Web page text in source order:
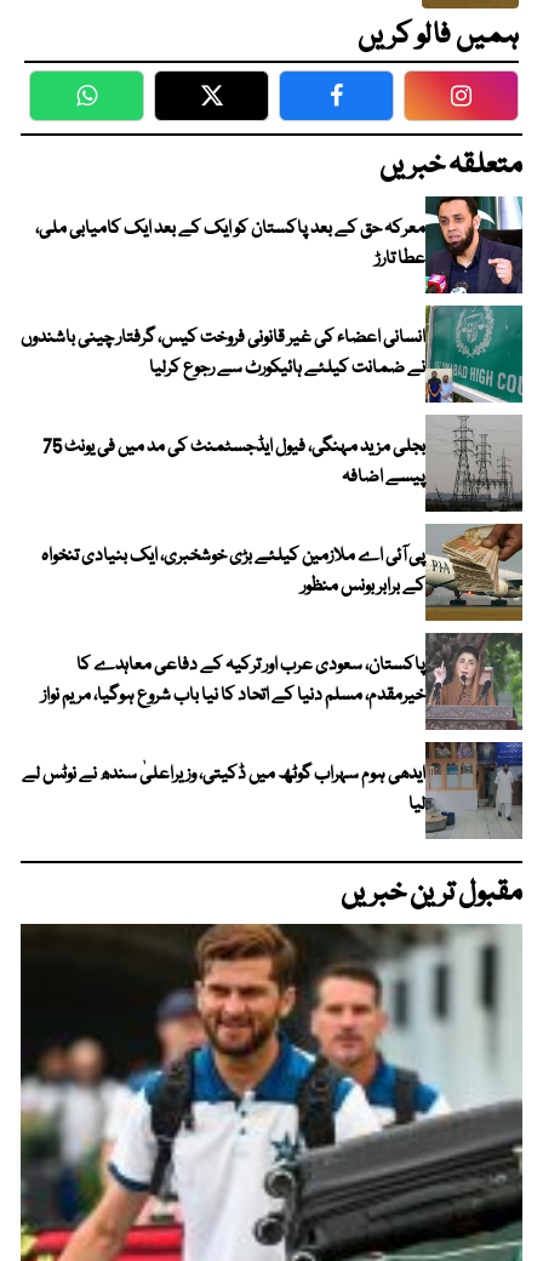
ہمیں فالو کریں
WhatsApp Twitter Facebook
متعلقہ خبریں
معرکہ حق کے بعد پاکستان کو ایک کے بعد ایک کامیابی ملی،
عطا تارڑ
انسانی اعضاء کی غیر قانونی فروخت کیس، گرفتار چینی باشندوں
نے ضمانت کیلئے ہائیکورٹ سے رجوع کرلیا
بجلی مزید مہنگی، فیول ایڈجسٹمنٹ کی مد میں فی یونٹ 75
پیسے اضافہ
پی آئی اے ملازمین کیلئے بڑی خوشخبری، ایک بنیادی تنخواہ
کے برابر بونس منظور
پاکستان، سعودی عرب اور ترکیہ کے دفاعی معاہدے کا
خیرمقدم، مسلم دنیا کے اتحاد کا نیا باب شروع ہوگیا، مریم نواز
ایدھی ہوم سہراب گوٹھ میں ڈکیتی، وزیراعلیٰ سندھ نے نوٹس لے
لیا
مقبول ترین خبریں